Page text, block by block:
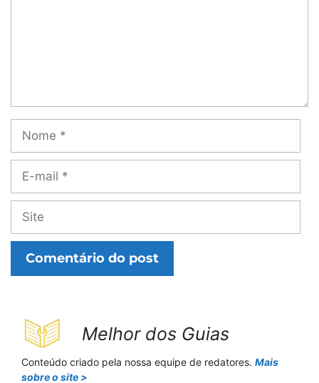
mail
Melhor dos Guias
Conteúdo criado pela nossa equipe de redatores. Mais
sobre o site >